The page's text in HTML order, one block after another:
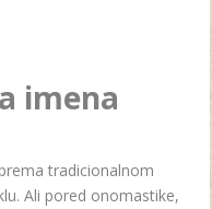
imena
tradicionalnom
Ali pored onomastike,